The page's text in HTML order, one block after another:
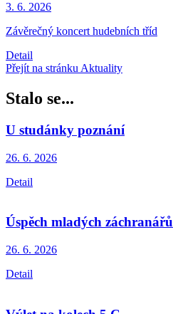
3. 6. 2026
Závěrečný koncert hudebních tříd
Detail
Přejít na stránku Aktuality
Stalo se...
U studánky poznání
26. 6. 2026
Detail
Úspěch mladých záchranářů
26. 6. 2026
Detail